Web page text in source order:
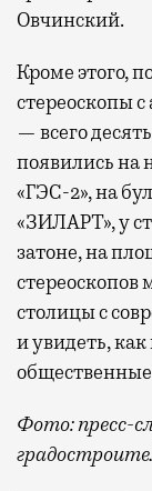
Овчинский.
Кроме этого,
стереоскопы
— всего
появились на
«ГЭС-2», на
«ЗИЛАРТ», у
затоне, на
стереоскопов
столицы с
и увидеть,
общественные
Фото: пресс-